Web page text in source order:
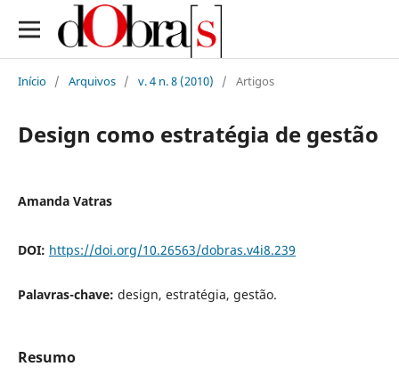
Início / Arquivos / v. 4 n. 8 (2010) / Artigos
Design como estratégia de gestão
Amanda Vatras
DOI: https://doi.org/10.26563/dobras.v4i8.239
Palavras-chave: design, estratégia, gestão.
Resumo